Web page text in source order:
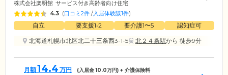
株式会社楽明館 サービス付き高齢者向け住宅
4.3 (口コミ2件 /入居体験談1件)
自立 要支援1•2 要介護1〜5
認知症可
北海道札幌市北区北二十三条西3-1-5
北２４条駅から 徒歩9分
月額14.4 万円 (入居金10.0万円) + 介護保険料